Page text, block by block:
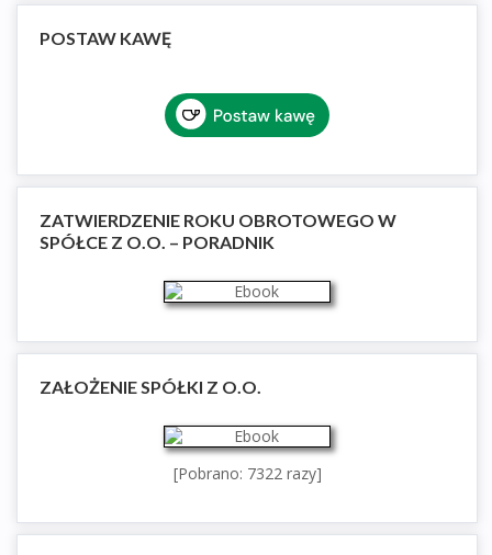
POSTAW KAWĘ
ZATWIERDZENIE ROKU OBROTOWEGO W
SPÓŁCE Z O.O. – PORADNIK
ZAŁOŻENIE SPÓŁKI Z O.O.
[Pobrano: 7322 razy]